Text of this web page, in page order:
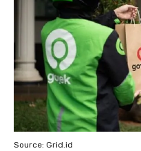
Source: Grid.id